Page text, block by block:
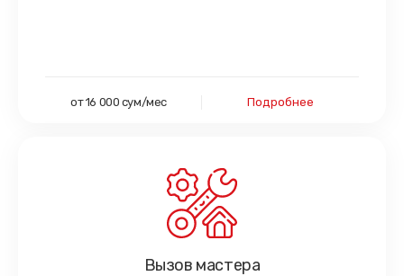
от 16 000 сум/мес Подробнее
Вызов мастера